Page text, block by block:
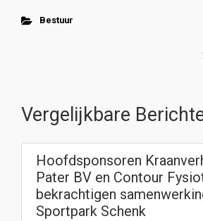
Bestuur
Vergelijkbare
Hoofdsponsoren
Pater BV en Contour
bekrachtigen
Sportpark Schenk